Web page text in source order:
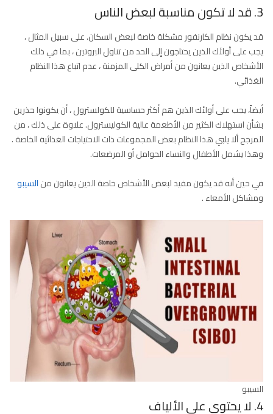
3. قد لا تكون مناسبة لبعض الناس
قد يكون نظام الكارنفور مشكلة خاصة لبعض السكان. على سبيل المثال ،
يجب على أولئك الذين يحتاجون إلى الحد من تناول البروتين ، بما في ذلك
الأشخاص الذين يعانون من أمراض الكلى المزمنة ، عدم اتباع هذا النظام
الغذائي.
أيضاً، يجب على أولئك الذين هم أكثر حساسية للكولسترول ، أن يكونوا حذرين
بشأن استهلاك الكثير من الأطعمة عالية الكوليسترول. علاوة على ذلك ، من
المرجح ألا يلبي هذا النظام بعض المجموعات ذات الاحتياجات الغذائية الخاصة .
وهذا يشمل الأطفال والنساء الحوامل أو المرضعات.
في حين أنه قد يكون مفيد لبعض الأشخاص خاصة الذين يعانون منالسيبو
ومشاكل الأمعاء .
السيبو
4. لا يحتوي على الألياف